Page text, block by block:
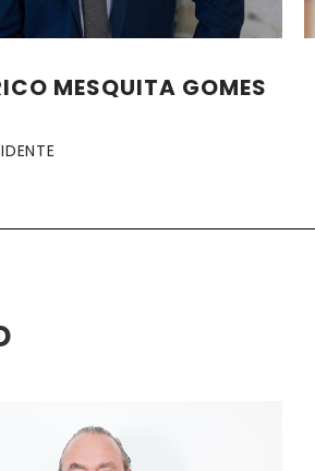
MESQUITA GOMES